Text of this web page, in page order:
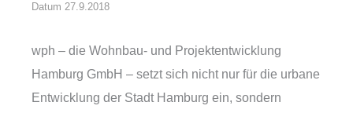
Datum 27.9.2018
wph – die Wohnbau- und Projektentwicklung
Hamburg GmbH – setzt sich nicht nur für die urbane
Entwicklung der Stadt Hamburg ein, sondern